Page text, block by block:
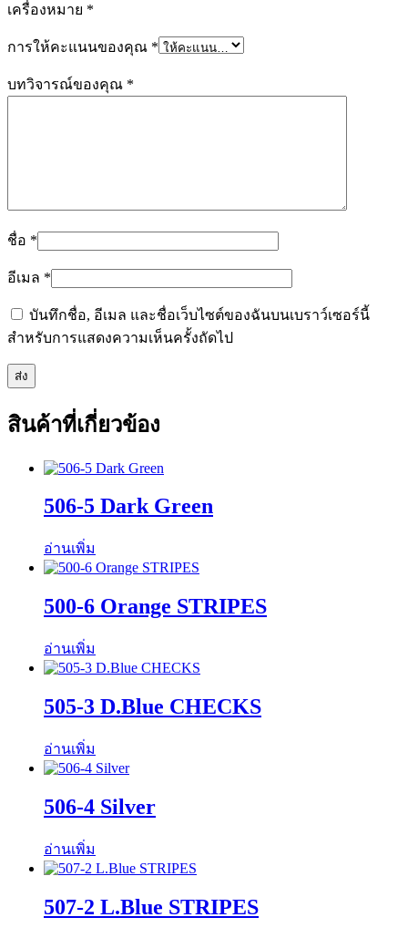
เครื่องหมาย *
การให้คะแนนของคุณ *
บทวิจารณ์ของคุณ *
ชื่อ *
อีเมล *
บันทึกชื่อ, อีเมล และชื่อเว็บไซต์ของฉันบนเบราว์เซอร์นี้
สำหรับการแสดงความเห็นครั้งถัดไป
สินค้าที่เกี่ยวข้อง
506-5 Dark Green
อ่านเพิ่ม
500-6 Orange STRIPES
อ่านเพิ่ม
505-3 D.Blue CHECKS
อ่านเพิ่ม
506-4 Silver
อ่านเพิ่ม
507-2 L.Blue STRIPES